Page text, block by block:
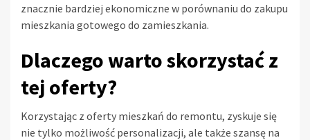
znacznie bardziej ekonomiczne w porównaniu do zakupu
mieszkania gotowego do zamieszkania.
Dlaczego warto skorzystać z
tej oferty?
Korzystając z oferty mieszkań do remontu, zyskuje się
nie tylko możliwość personalizacji, ale także szansę na